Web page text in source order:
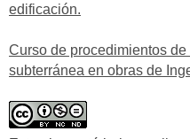
edificación.
Curso de procedimientos
subterránea en obras de